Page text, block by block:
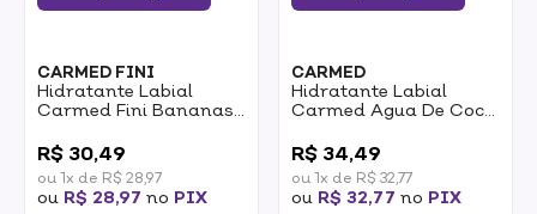
CARMED FINI
Hidratante Labial
Carmed Fini Bananas
R$ 30,49
ou 1x de R$ 28,97
ou R$ 28,97 no PIX
CARMED
Hidratante Labial
Carmed Agua De Coco
R$ 34,49
ou 1x de R$ 32,77
ou R$ 32,77 no PIX